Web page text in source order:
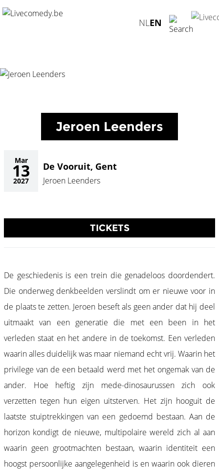
NL EN
Home/Agenda/
De Vooruit, Gent -
Jeroen Leenders
Mar
13
2027
De Vooruit, Gent
Jeroen Leenders
TICKETS
De geschiedenis is een trein die genadeloos doordendert.
Die onderweg denkbeelden verslindt om er nieuwe voor in
de plaats te zetten. Jeroen beseft als geen ander dat hij deel
uitmaakt van een generatie die met een been in het
verleden staat en het andere in de toekomst. Een verleden
waarin alles duidelijk was maar niemand echt vrij. Waarin het
privilege van de een betaald werd met het ongemak van de
ander. Hoe heftig zijn mede-dinosaurussen zich ook
verzetten tegen hun eigen uitsterven. Het zijn hooguit de
laatste stuiptrekkingen van een gedoemd bestaan. Aan de
horizon kondigt de nieuwe, multipolaire wereld zich al aan
waarin geen grootmachten bestaan, waarin identiteit een
hoogst persoonlijke aangelegenheid is en waarin ook dieren